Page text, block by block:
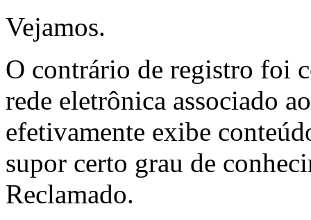
Vejamos.
O contrário de registro foi
rede eletrônica associado
efetivamente exibe
supor certo grau de
Reclamado.